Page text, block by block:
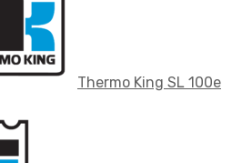
Thermo King SL 100e